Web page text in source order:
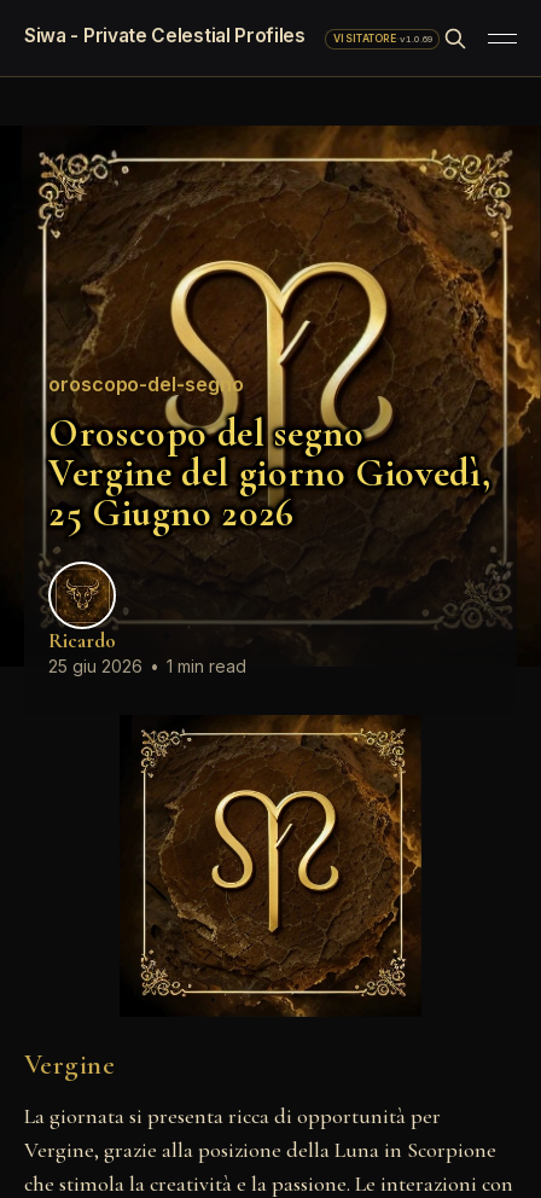
Siwa - Private Celestial Profiles VISITATORE·v1.0.69
oroscopo-del-segno
Oroscopo del segno
Vergine del giorno Giovedì,
25 Giugno 2026
Ricardo
25 giu 2026 • 1 min read
Vergine
La giornata si presenta ricca di opportunità per
Vergine, grazie alla posizione della Luna in Scorpione
che stimola la creatività e la passione. Le interazioni con